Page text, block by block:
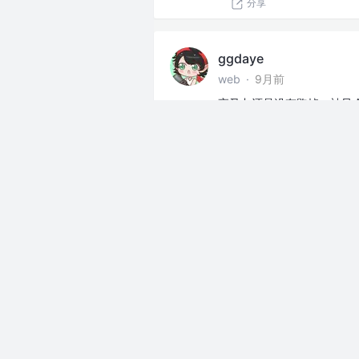
分享
ggdaye
web · 9月前
夜叉丸还是没有跑掉，被风